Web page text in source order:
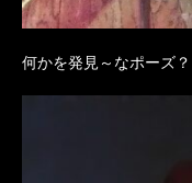
何かを発見～なポーズ？